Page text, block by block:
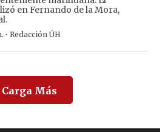
en Fernando de la Mora,
· Redacción ÚH
Carga Más